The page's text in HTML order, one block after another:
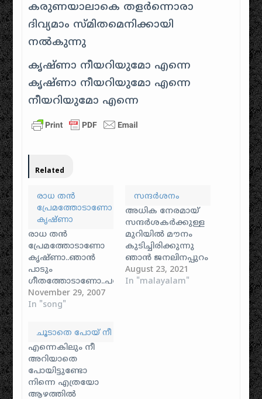
കരുണയാലാകെ തളര്‍ന്നൊരാ
ദിവ്യമാം സ്മിതമെനിക്കായി
നല്‍കുന്നു
കൃഷ്ണാ നീയറിയുമോ എന്നെ
കൃഷ്ണാ നീയറിയുമോ എന്നെ
നീയറിയുമോ എന്നെ
Related
രാധ തന്‍
പ്രേമത്തോടാണോ
കൃഷ്ണാ
രാധ തന്‍
പ്രേമത്തോടാണോ
കൃഷ്ണാ..ഞാന്‍
പാടും
ഗീതത്തോടാണോ..പറയൂ
നിനക്കേറ്റം
ഇഷ്ടം...പക്ഷേ
ഉത്തരം
സ്പഷ്ടം..രാധ തന്‍
പ്രേമത്തോടാണോ
കൃഷ്ണാ..ഞാന്‍
പാടും
November 29, 2007
In "song"
സന്ദര്‍ശനം
അധിക നേരമായ്
സന്ദര്‍ശകര്‍ക്കുള്ള
മുറിയില്‍ മൗനം
കുടിച്ചിരിക്കുന്നു
ഞാന്‍ ജനലിനപ്പുറം
ജീവിതം പോലെയി-
പ്പകല്‍ വെളിച്ചം
August 23, 2021
In "malayalam"
ചൂടാതെ പോയ് നീ
എന്നെകിലും നീ
അറിയാതെ
പോയിട്ടുണ്ടോ
നിന്നെ എത്രയോ
ആഴത്തിൽ